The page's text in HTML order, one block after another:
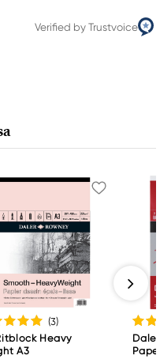
Verified by Trustvoice
(3)
Heavy
A3